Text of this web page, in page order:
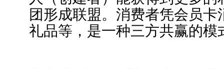
团形成联盟。消费者凭会员
礼品等，是一种三方共赢的模